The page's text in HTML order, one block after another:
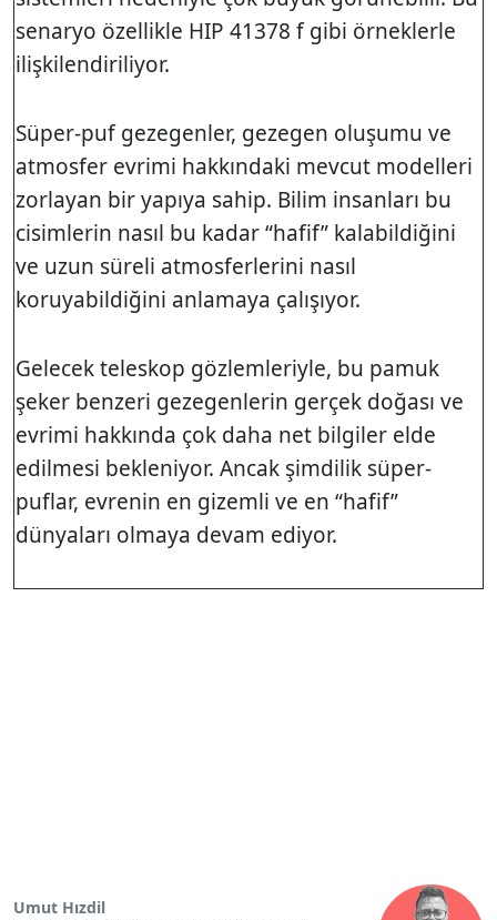
senaryo özellikle HIP 41378 f gibi örneklerle
ilişkilendiriliyor.
Süper-puf gezegenler, gezegen oluşumu ve
atmosfer evrimi hakkındaki mevcut modelleri
zorlayan bir yapıya sahip. Bilim insanları bu
cisimlerin nasıl bu kadar “hafif” kalabildiğini
ve uzun süreli atmosferlerini nasıl
koruyabildiğini anlamaya çalışıyor.
Gelecek teleskop gözlemleriyle, bu pamuk
şeker benzeri gezegenlerin gerçek doğası ve
evrimi hakkında çok daha net bilgiler elde
edilmesi bekleniyor. Ancak şimdilik süper-
puflar, evrenin en gizemli ve en “hafif”
dünyaları olmaya devam ediyor.
Umut Hızdil